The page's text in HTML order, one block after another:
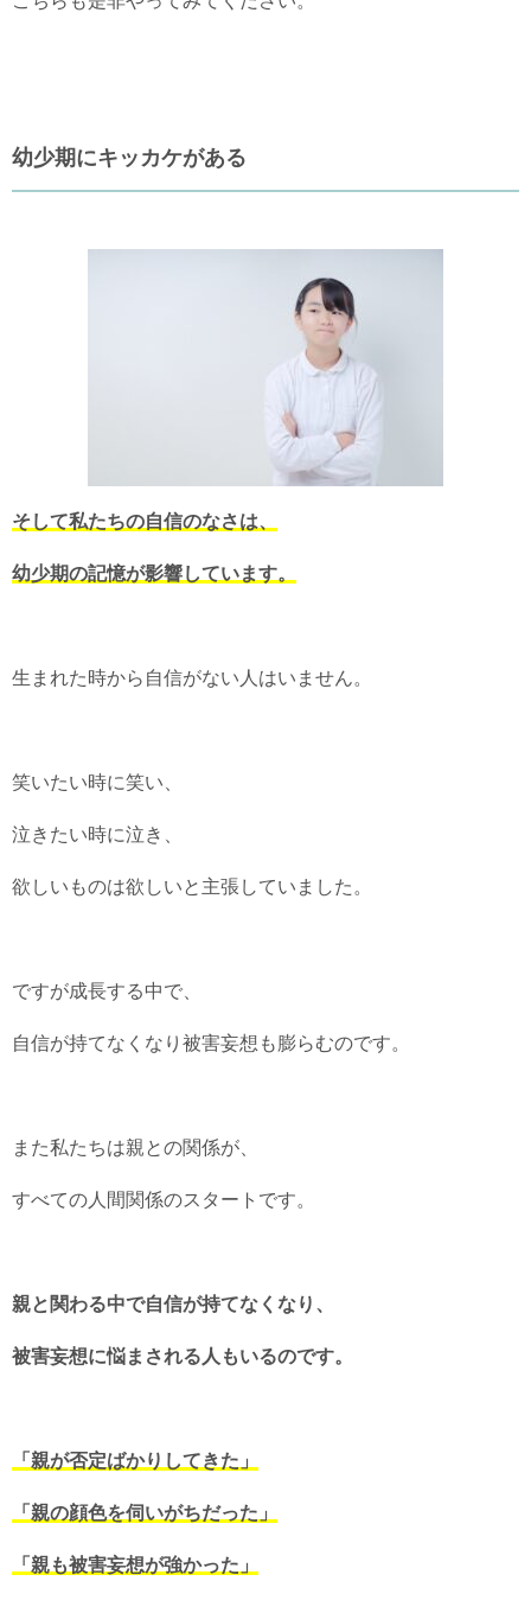
幼少期にキッカケがある
そして私たちの自信のなさは、
幼少期の記憶が影響しています。
生まれた時から自信がない人はいません。
笑いたい時に笑い、
泣きたい時に泣き、
欲しいものは欲しいと主張していました。
ですが成長する中で、
自信が持てなくなり被害妄想も膨らむのです。
また私たちは親との関係が、
すべての人間関係のスタートです。
親と関わる中で自信が持てなくなり、
被害妄想に悩まされる人もいるのです。
「親が否定ばかりしてきた」
「親の顔色を伺いがちだった」
「親も被害妄想が強かった」